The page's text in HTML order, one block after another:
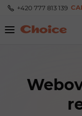
+420 777 813 139